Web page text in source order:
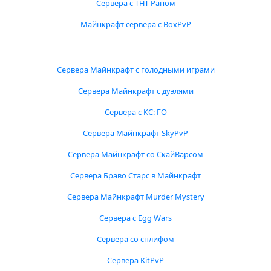
Сервера с ТНТ Раном
Майнкрафт сервера с BoxPvP
Сервера Майнкрафт с голодными играми
Сервера Майнкрафт с дуэлями
Сервера с КС: ГО
Сервера Майнкрафт SkyPvP
Сервера Майнкрафт со СкайВарсом
Сервера Браво Старс в Майнкрафт
Сервера Майнкрафт Murder Mystery
Сервера с Egg Wars
Сервера со сплифом
Сервера KitPvP